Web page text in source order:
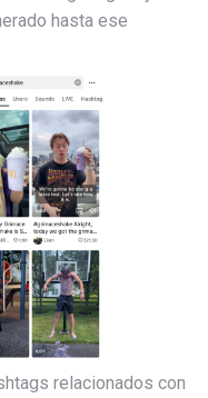
hasta ese
relacionados con